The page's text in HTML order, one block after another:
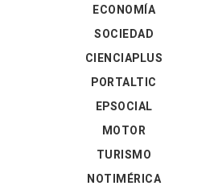
ECONOMÍA
SOCIEDAD
CIENCIAPLUS
PORTALTIC
EPSOCIAL
MOTOR
TURISMO
NOTIMÉRICA